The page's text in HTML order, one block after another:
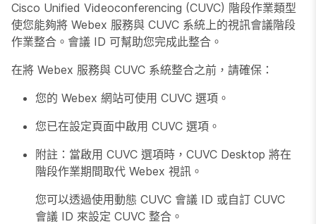
Cisco Unified Videoconferencing (CUVC) 階段作業類型
使您能夠將 Webex 服務與 CUVC 系統上的視訊會議階段
作業整合。會議 ID 可幫助您完成此整合。
在將 Webex 服務與 CUVC 系統整合之前，請確保：
您的 Webex 網站可使用 CUVC 選項。
您已在設定頁面中啟用 CUVC 選項。
附註：當啟用 CUVC 選項時，CUVC Desktop 將在
階段作業期間取代 Webex 視訊。
您可以透過使用動態 CUVC 會議 ID 或自訂 CUVC
會議 ID 來設定 CUVC 整合。